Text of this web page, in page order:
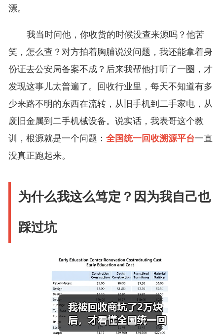
漂。
我当时问他，你收货的时候没查来源吗？他苦
笑，怎么查？对方拍着胸脯说没问题，我还能拿着身
份证去公安局备案不成？后来我帮他打听了一圈，才
发现这事儿太普遍了。回收行业里，每天不知道有多
少来路不明的东西在流转，从旧手机到二手家电，从
废旧金属到二手机械设备。说实话，我表哥这个教
训，根源就是一个问题： 全国统一回收溯源平台一直
没真正跑起来。
为什么我这么笃定？因为我自己也
踩过坑